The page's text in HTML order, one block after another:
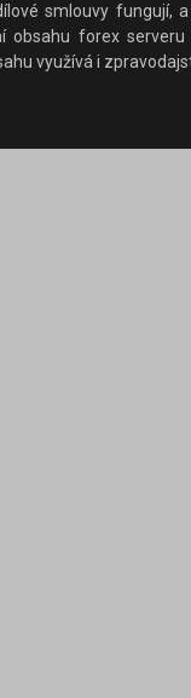
smlouvy fungují,
obsahu forex
využívá i